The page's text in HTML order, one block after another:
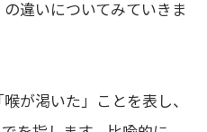
の違いについてみていきま
が渇いた」ことを表し、